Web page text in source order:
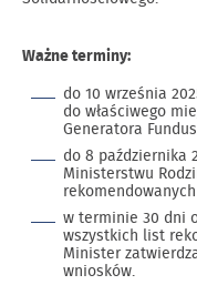
Ważne terminy:
do 10 września
do właściwego
Generatora
do 8 października
Ministerstwu
w terminie 30 dni
wszystkich list
Minister
wniosków.